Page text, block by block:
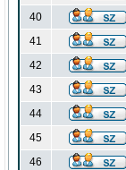
40
41
42
43
44
45
46